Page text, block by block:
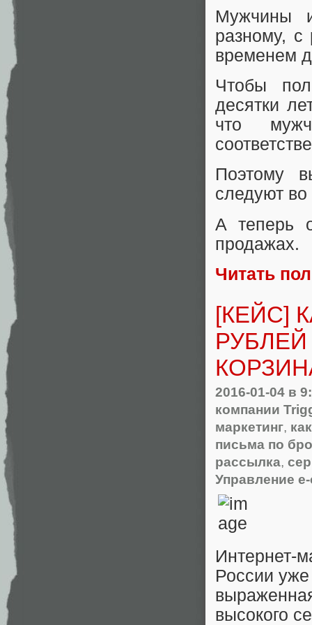
Мужчины
разному, с
временем
Чтобы
десятки
что
Поэтому
следуют
А теперь
продажах.
Читать
[КЕЙС]
2016-01-04 в
компании
маркетинг,
письма по
рассылка,
Управление
Интернет-
России
высокого